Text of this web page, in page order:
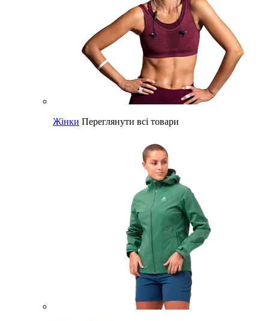
Жінки Переглянути всі товари